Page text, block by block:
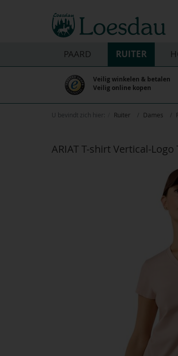
PAARD RUITER
Veilig winkelen & betalen
Veilig online kopen
U bevindt zich hier: Ruiter Dames
ARIAT T-shirt Vertical-